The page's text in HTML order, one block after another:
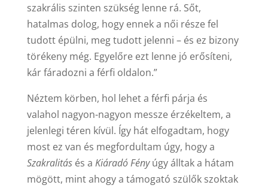
szakrális szinten szükség lenne rá. Sőt,
hatalmas dolog, hogy ennek a női része fel
tudott épülni, meg tudott jelenni – és ez bizony
törékeny még. Egyelőre ezt lenne jó erősíteni,
kár fáradozni a férfi oldalon.”
Néztem körben, hol lehet a férfi párja és
valahol nagyon-nagyon messze érzékeltem, a
jelenlegi téren kívül. Így hát elfogadtam, hogy
most ez van és megfordultam úgy, hogy a
Szakralitás és a Kiáradó Fényúgy álltak a hátam
mögött, mint ahogy a támogató szülők szoktak